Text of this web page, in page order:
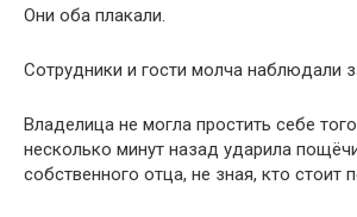
Они оба плакали.
Сотрудники и гости молча наблюдали
Владелица не могла простить себе
несколько минут назад ударила
собственного отца, не зная, кто стоит